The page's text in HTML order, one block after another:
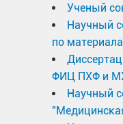
Ученый
Научный
по
ФИЦ ПХФ и
Научный